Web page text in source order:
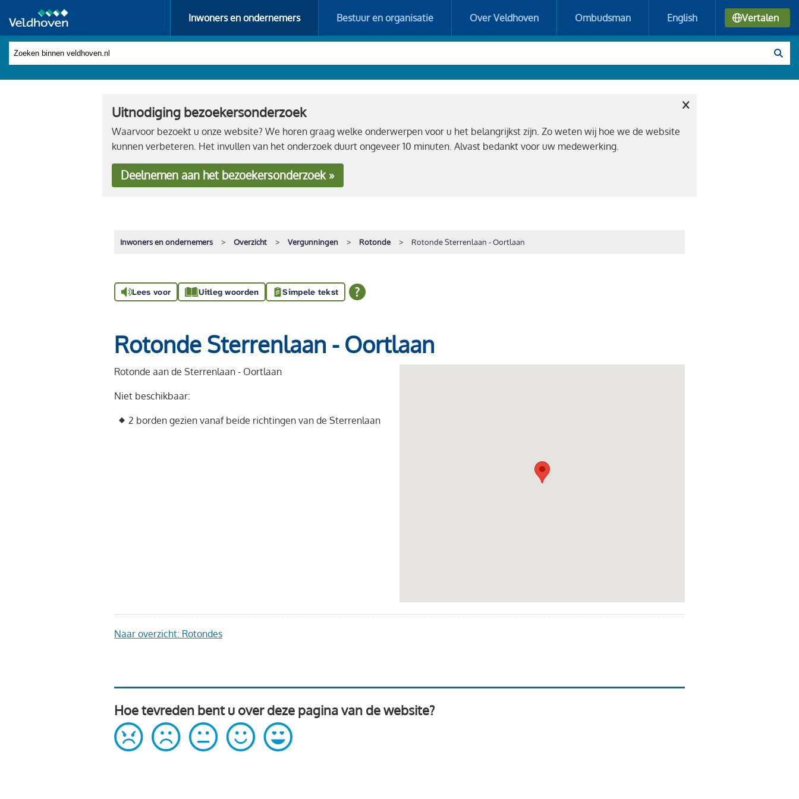
Inwoners en ondernemers Bestuur en organisatie Over Veldhoven Ombudsman English Vertalen
Uitnodiging bezoekersonderzoek
Waarvoor bezoekt u onze website? We horen graag welke onderwerpen voor u het belangrijkst zijn. Zo weten wij hoe we de website
kunnen verbeteren. Het invullen van het onderzoek duurt ongeveer 10 minuten. Alvast bedankt voor uw medewerking.
Deelnemen aan het bezoekersonderzoek »
×
Inwoners en ondernemers Overzicht Vergunningen Rotonde Rotonde Sterrenlaan - Oortlaan
Lees voor Uitleg woorden Simpele tekst
Rotonde Sterrenlaan - Oortlaan
Rotonde aan de Sterrenlaan - Oortlaan
Niet beschikbaar:
2 borden gezien vanaf beide richtingen van de Sterrenlaan
Naar overzicht: Rotondes
Hoe tevreden bent u over deze pagina van de website?